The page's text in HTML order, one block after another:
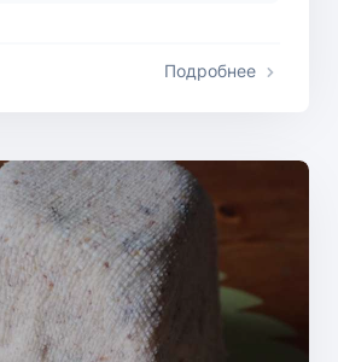
Подробнее